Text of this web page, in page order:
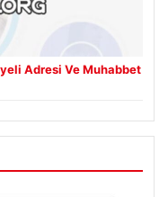
Adresi Ve Muhabbet